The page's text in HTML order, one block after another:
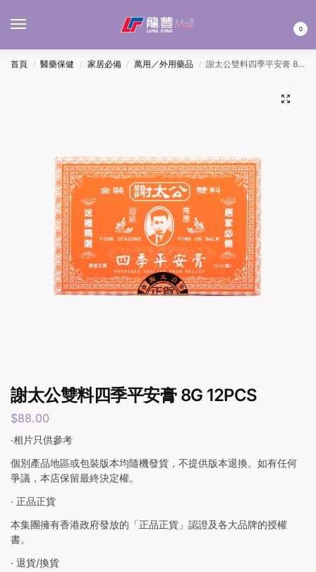
0
首頁 / 醫藥保健 / 家居必備 / 萬用／外用藥品 / 謝太公雙料四季平安膏 8G 12PCS
謝太公雙料四季平安膏 8G 12PCS
$88.00
‧相片只供參考
個別產品地區或包裝版本均隨機發貨，不提供版本退換。如有任何
爭議，本店保留最終決定權。
‧ 正品正貨
本集團擁有香港政府發放的「正品正貨」認證及各大品牌的授權
書。
‧ 退貨/換貨